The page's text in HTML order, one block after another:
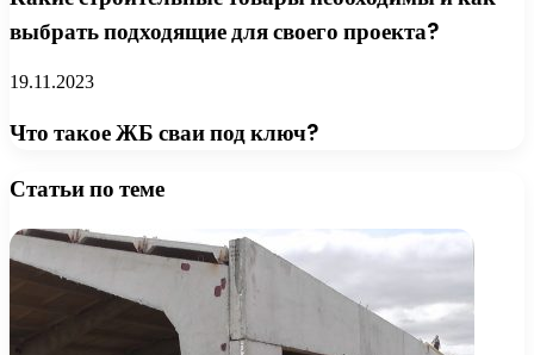
выбрать подходящие для своего проекта?
19.11.2023
Что такое ЖБ сваи под ключ?
Статьи по теме